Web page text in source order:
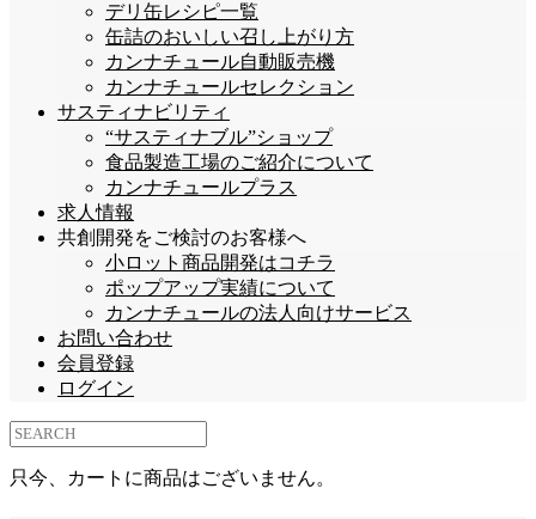
デリ缶レシピ一覧
缶詰のおいしい召し上がり方
カンナチュール自動販売機
カンナチュールセレクション
サスティナビリティ
“サスティナブル”ショップ
食品製造工場のご紹介について
カンナチュールプラス
求人情報
共創開発をご検討のお客様へ
小ロット商品開発はコチラ
ポップアップ実績について
カンナチュールの法人向けサービス
お問い合わせ
会員登録
ログイン
只今、カートに商品はございません。